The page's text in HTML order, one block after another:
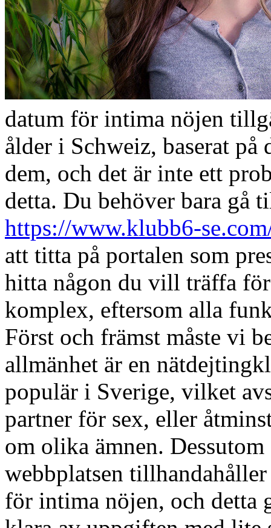
datum för intima nöjen
ålder i Schweiz, baserat
dem, och det är inte ett
detta. Du behöver bara gå
https://www.klubb6-
att titta på portalen som
hitta någon du vill träffa
komplex, eftersom alla
Först och främst måste vi
allmänhet är en
populär i Sverige, vilket
partner för sex, eller
om olika ämnen.
webbplatsen
för intima nöjen, och detta